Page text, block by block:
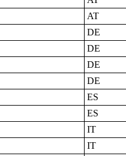
AT
DE
DE
DE
DE
ES
ES
IT
IT